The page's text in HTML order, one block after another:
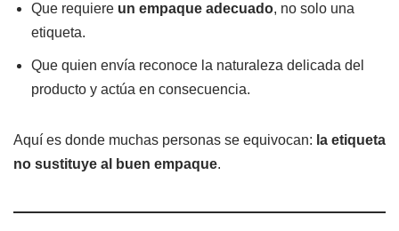
Que requiere un empaque adecuado, no solo una
etiqueta.
Que quien envía reconoce la naturaleza delicada del
producto y actúa en consecuencia.
Aquí es donde muchas personas se equivocan: la etiqueta
no sustituye al buen empaque.